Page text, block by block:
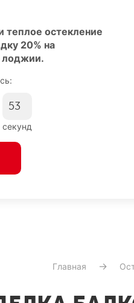
теплое остекление
20% на
лоджии.
52
секунд
Главная